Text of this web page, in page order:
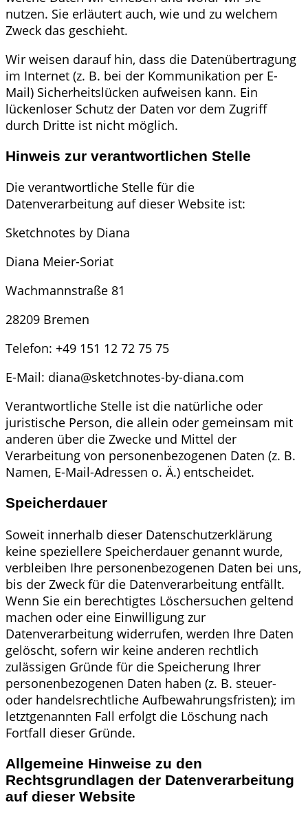
nutzen. Sie erläutert auch, wie und zu welchem
Zweck das geschieht.
Wir weisen darauf hin, dass die Datenübertragung
im Internet (z. B. bei der Kommunikation per E-
Mail) Sicherheitslücken aufweisen kann. Ein
lückenloser Schutz der Daten vor dem Zugriff
durch Dritte ist nicht möglich.
Hinweis zur verantwortlichen Stelle
Die verantwortliche Stelle für die
Datenverarbeitung auf dieser Website ist:
Sketchnotes by Diana
Diana Meier-Soriat
Wachmannstraße 81
28209 Bremen
Telefon: +49 151 12 72 75 75
E-Mail: diana@sketchnotes-by-diana.com
Verantwortliche Stelle ist die natürliche oder
juristische Person, die allein oder gemeinsam mit
anderen über die Zwecke und Mittel der
Verarbeitung von personenbezogenen Daten (z. B.
Namen, E-Mail-Adressen o. Ä.) entscheidet.
Speicherdauer
Soweit innerhalb dieser Datenschutzerklärung
keine speziellere Speicherdauer genannt wurde,
verbleiben Ihre personenbezogenen Daten bei uns,
bis der Zweck für die Datenverarbeitung entfällt.
Wenn Sie ein berechtigtes Löschersuchen geltend
machen oder eine Einwilligung zur
Datenverarbeitung widerrufen, werden Ihre Daten
gelöscht, sofern wir keine anderen rechtlich
zulässigen Gründe für die Speicherung Ihrer
personenbezogenen Daten haben (z. B. steuer-
oder handelsrechtliche Aufbewahrungsfristen); im
letztgenannten Fall erfolgt die Löschung nach
Fortfall dieser Gründe.
Allgemeine Hinweise zu den
Rechtsgrundlagen der Datenverarbeitung
auf dieser Website